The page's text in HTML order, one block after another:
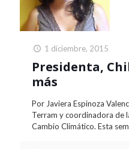
1 diciembre, 2015
Presidenta,
más
Por Javiera Espinoza
Terram y coordinadora de
Cambio Climático. Esta